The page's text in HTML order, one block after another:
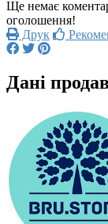
Ще немає
оголошення!
Друк
Дані